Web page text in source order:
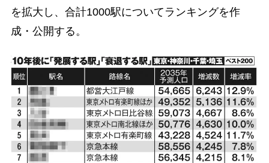
を拡大し、合計1000駅についてランキングを作
成・公開する。